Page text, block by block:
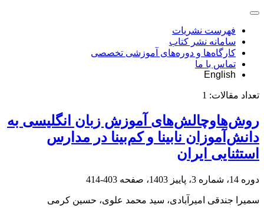
فهرست نشریات
سامانه نشر کتاب
کارگاه‌ها و دوره‌های آموزشی تخصصی
تماس با ما
English
تعداد مقالات: 1
روش‌هاوچالش‌های آموزش زبان انگلیسی به
دانش‌آموزان نابینا و کم‌بینا در مدارس
استثنایی ایران
دوره 14، شماره 3، پاییز 1403، صفحه 403-414
سمیرا جندقی امیرآبادی، سید محمد علوی، حسین کرمی